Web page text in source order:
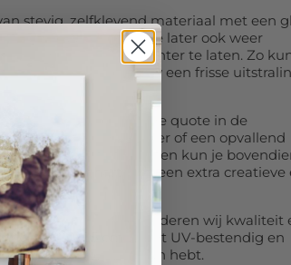
stevig, zelfklevend materiaal met een
aan en kunt ze later ook weer
– zonder lijmresten achter te laten. Zo
telkens opnieuw een frisse
een inspirerende quote in de
in de kinderkamer of een opvallend
Bij vierkante formaten kun je
ovaal of hart
voor een extra creatieve
in fotoproducties garanderen wij kwaliteit
20x25 cm
wordt UV-bestendig en
jarenlang plezier van hebt.